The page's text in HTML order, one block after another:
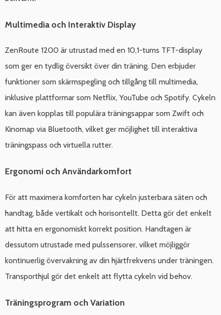
Multimedia och Interaktiv Display
ZenRoute 1200 är utrustad med en 10,1-tums TFT-display
som ger en tydlig översikt över din träning. Den erbjuder
funktioner som skärmspegling och tillgång till multimedia,
inklusive plattformar som Netflix, YouTube och Spotify. Cykeln
kan även kopplas till populära träningsappar som Zwift och
Kinomap via Bluetooth, vilket ger möjlighet till interaktiva
träningspass och virtuella rutter.
Ergonomi och Användarkomfort
För att maximera komforten har cykeln justerbara säten och
handtag, både vertikalt och horisontellt. Detta gör det enkelt
att hitta en ergonomiskt korrekt position. Handtagen är
dessutom utrustade med pulssensorer, vilket möjliggör
kontinuerlig övervakning av din hjärtfrekvens under träningen.
Transporthjul gör det enkelt att flytta cykeln vid behov.
Träningsprogram och Variation